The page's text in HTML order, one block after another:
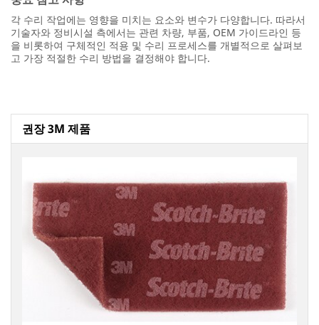
각 수리 작업에는 영향을 미치는 요소와 변수가 다양합니다. 따라서
기술자와 정비시설 측에서는 관련 차량, 부품, OEM 가이드라인 등
을 비롯하여 구체적인 적용 및 수리 프로세스를 개별적으로 살펴보
고 가장 적절한 수리 방법을 결정해야 합니다.
권장 3M 제품